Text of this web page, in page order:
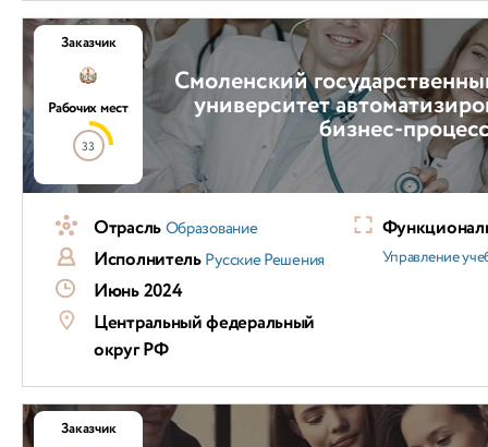
Смоленский
университет
бизнес-
Заказчик
Рабочих мест
33
ОтрасльОбразование
ИсполнительРусские Решения
Июнь 2024
Центральный федеральный
округ РФ
Управление
Заказчик